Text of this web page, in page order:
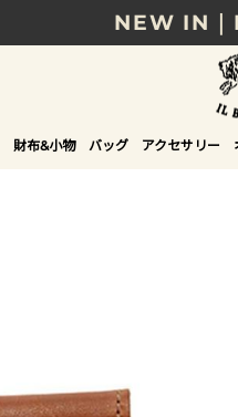
NEW IN
8/17(月)10時まで｜
贈る相手やシーンから
NEW IN｜
財布&小物 バッグ アクセサリー